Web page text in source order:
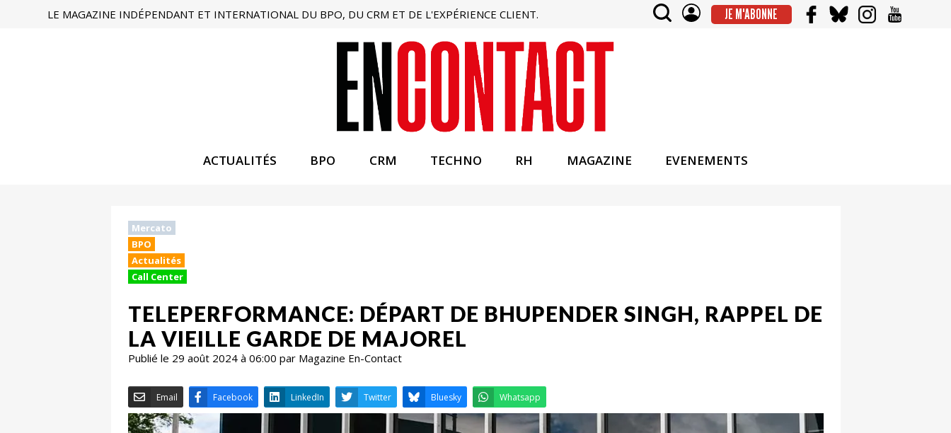
LE MAGAZINE INDÉPENDANT ET INTERNATIONAL DU BPO, DU CRM ET DE L'EXPÉRIENCE CLIENT. JE M'ABONNE
ACTUALITÉS BPO CRM TECHNO RH MAGAZINE EVENEMENTS
Mercato
BPO
Actualités
Call Center
TELEPERFORMANCE: DÉPART DE BHUPENDER SINGH, RAPPEL DE
LA VIEILLE GARDE DE MAJOREL
Publié le 29 août 2024 à 06:00 par Magazine En-Contact